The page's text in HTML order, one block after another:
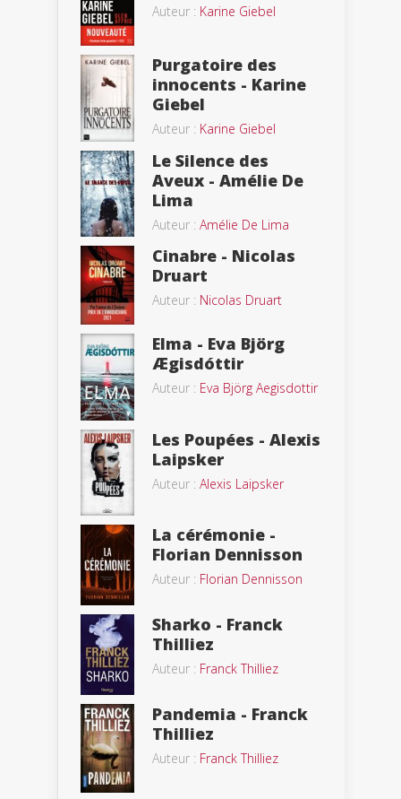
Auteur : Karine Giebel
Purgatoire des
innocents - Karine
Giebel
Auteur : Karine Giebel
Le Silence des
Aveux - Amélie De
Lima
Auteur : Amélie De Lima
Cinabre - Nicolas
Druart
Auteur : Nicolas Druart
Elma - Eva Björg
Ægisdóttir
Auteur : Eva Björg Aegisdottir
Les Poupées - Alexis
Laipsker
Auteur : Alexis Laipsker
La cérémonie -
Florian Dennisson
Auteur : Florian Dennisson
Sharko - Franck
Thilliez
Auteur : Franck Thilliez
Pandemia - Franck
Thilliez
Auteur : Franck Thilliez